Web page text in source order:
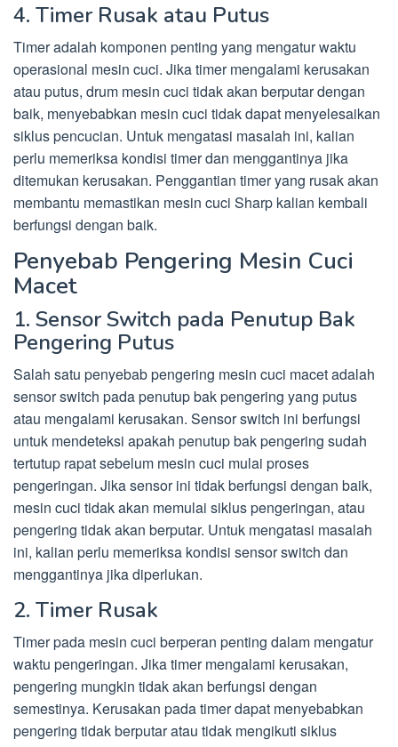
4. Timer Rusak atau Putus
Timer adalah komponen penting yang mengatur waktu
operasional mesin cuci. Jika timer mengalami kerusakan
atau putus, drum mesin cuci tidak akan berputar dengan
baik, menyebabkan mesin cuci tidak dapat menyelesaikan
siklus pencucian. Untuk mengatasi masalah ini, kalian
perlu memeriksa kondisi timer dan menggantinya jika
ditemukan kerusakan. Penggantian timer yang rusak akan
membantu memastikan mesin cuci Sharp kalian kembali
berfungsi dengan baik.
Penyebab Pengering Mesin Cuci
Macet
1. Sensor Switch pada Penutup Bak
Pengering Putus
Salah satu penyebab pengering mesin cuci macet adalah
sensor switch pada penutup bak pengering yang putus
atau mengalami kerusakan. Sensor switch ini berfungsi
untuk mendeteksi apakah penutup bak pengering sudah
tertutup rapat sebelum mesin cuci mulai proses
pengeringan. Jika sensor ini tidak berfungsi dengan baik,
mesin cuci tidak akan memulai siklus pengeringan, atau
pengering tidak akan berputar. Untuk mengatasi masalah
ini, kalian perlu memeriksa kondisi sensor switch dan
menggantinya jika diperlukan.
2. Timer Rusak
Timer pada mesin cuci berperan penting dalam mengatur
waktu pengeringan. Jika timer mengalami kerusakan,
pengering mungkin tidak akan berfungsi dengan
semestinya. Kerusakan pada timer dapat menyebabkan
pengering tidak berputar atau tidak mengikuti siklus